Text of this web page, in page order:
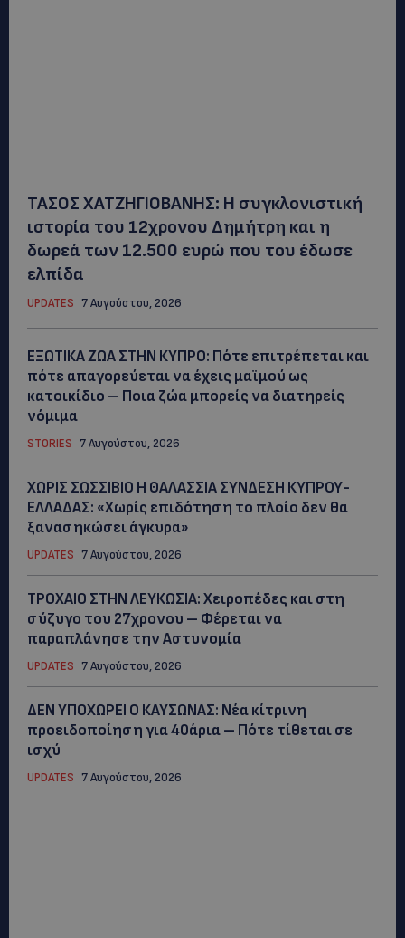
ΤΑΣΟΣ ΧΑΤΖΗΓΙΟΒΑΝΗΣ: Η συγκλονιστική
ιστορία του 12χρονου Δημήτρη και η
δωρεά των 12.500 ευρώ που του έδωσε
ελπίδα
UPDATES 7 Αυγούστου, 2026
ΕΞΩΤΙΚΑ ΖΩΑ ΣΤΗΝ ΚΥΠΡΟ: Πότε επιτρέπεται και
πότε απαγορεύεται να έχεις μαϊμού ως
κατοικίδιο – Ποια ζώα μπορείς να διατηρείς
νόμιμα
STORIES 7 Αυγούστου, 2026
ΧΩΡΙΣ ΣΩΣΣΙΒΙΟ Η ΘΑΛΑΣΣΙΑ ΣΥΝΔΕΣΗ ΚΥΠΡΟΥ-
ΕΛΛΑΔΑΣ: «Χωρίς επιδότηση το πλοίο δεν θα
ξανασηκώσει άγκυρα»
UPDATES 7 Αυγούστου, 2026
ΤΡΟΧΑΙΟ ΣΤΗΝ ΛΕΥΚΩΣΙΑ: Χειροπέδες και στη
σύζυγο του 27χρονου – Φέρεται να
παραπλάνησε την Αστυνομία
UPDATES 7 Αυγούστου, 2026
ΔΕΝ ΥΠΟΧΩΡΕΙ Ο ΚΑΥΣΩΝΑΣ: Νέα κίτρινη
προειδοποίηση για 40άρια – Πότε τίθεται σε
ισχύ
UPDATES 7 Αυγούστου, 2026